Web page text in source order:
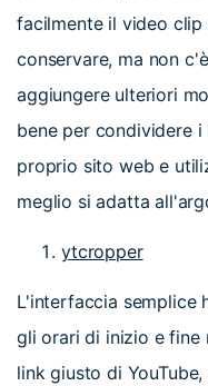
facilmente il video clip
conservare, ma non
aggiungere ulteriori
bene per condividere
proprio sito web e
meglio si adatta
ytcropper
L'interfaccia semplice
gli orari di inizio e fine
link giusto di